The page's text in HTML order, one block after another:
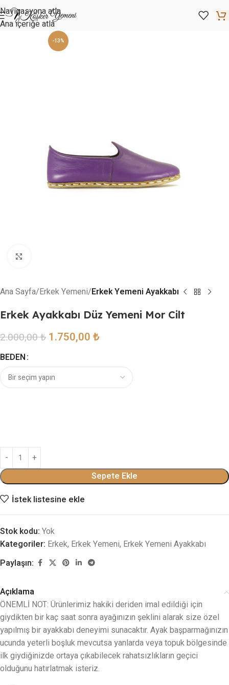
Navigasyona atla
Ana içeriğe atla
-13%
Ana Sayfa Erkek Yemeni Erkek Yemeni Ayakkabı
Erkek Ayakkabı Düz Yemeni Mor Cilt
2.000,00₺ 1.750,00₺
BEDEN
Sepete Ekle
İstek listesine ekle
Stok kodu: Yok
Kategoriler: Erkek, Erkek Yemeni, Erkek Yemeni Ayakkabı
Paylaşın:
Açıklama
ÖNEMLİ NOT: Ürünlerimiz hakiki deriden imal edildiği için
giydikten bir kaç saat sonra ayağınızın şeklini alarak size özel
yapılmış bir ayakkabı deneyimi sunacaktır. Ayak başparmağınızın
ucunda yeterli boşluk mevcutsa yanlarda veya topuk bölgesinde
ilk giydiğinizde ortaya çıkabilecek rahatsızlıkların geçici
olduğunu hatırlatmak isteriz.